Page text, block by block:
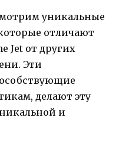
уникальные
отличают
Jet от других
Эти
делают эту
и